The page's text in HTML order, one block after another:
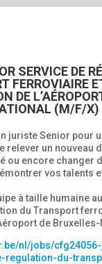
SERVICE DE
FERROVIAIRE
DE
(M/F/X)
juriste Senior pour
relever un nouveau
ou encore changer
vos talents
à taille humaine
du Transport
de
nl/jobs/
regulation-du-